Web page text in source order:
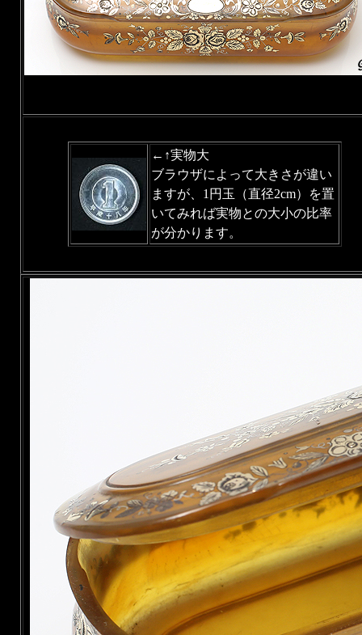
←↑実物大
ブラウザによって大きさが違い
ますが、1円玉（直径2cm）を置
いてみれば実物との大小の比率
が分かります。